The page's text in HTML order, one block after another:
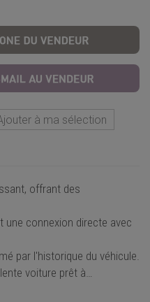
à ma sélection
offrant des
une connexion directe avec
par l'historique du véhicule.
voiture prêt à